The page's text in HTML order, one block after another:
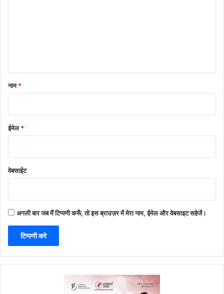
नाम*
ईमेल*
वेबसाईट
अगली बार जब मैं टिप्पणी करूँ, तो इस ब्राउज़र में मेरा नाम, ईमेल और वेबसाइट सहेजें।